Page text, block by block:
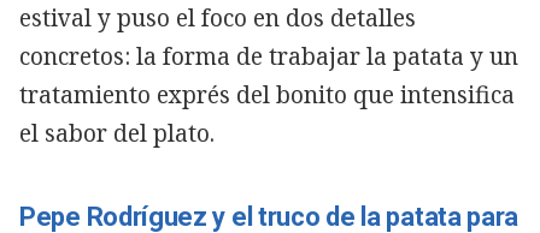
estival y puso el foco en dos detalles
concretos: la forma de trabajar la patata y un
tratamiento exprés del bonito que intensifica
el sabor del plato.
Pepe Rodríguez y el truco de la patata para